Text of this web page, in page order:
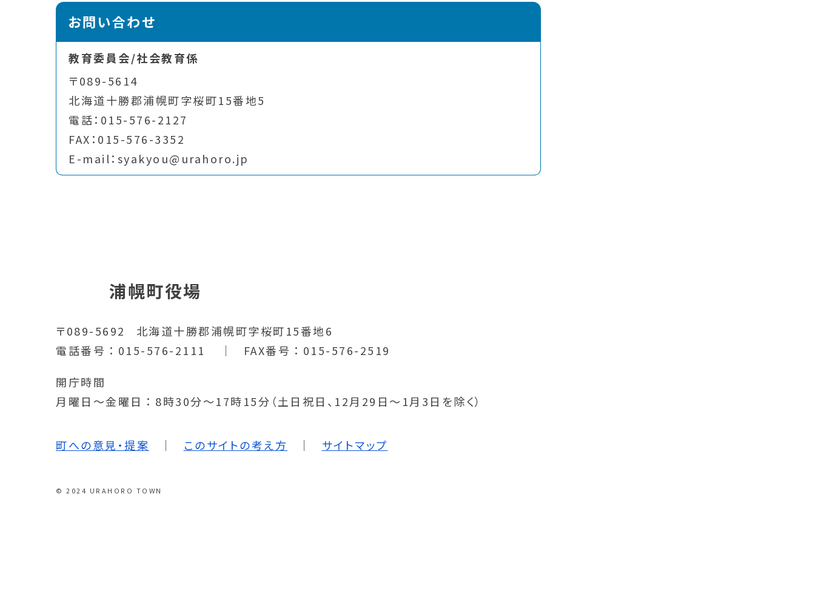
お問い合わせ
教育委員会/社会教育係
〒089-5614
北海道十勝郡浦幌町字桜町15番地5
電話：015-576-2127
FAX：015-576-3352
E-mail：syakyou@urahoro.jp
浦幌町役場
〒089-5692
北海道十勝郡浦幌町字桜町15番地6
電話番号
015-576-2111 FAX番号
015-576-2519
開庁時間
月曜日～金曜日
8時30分～17時15分（土日祝日、12月29日～1月3日を除く）
町への意見・提案 このサイトの考え方 サイトマップ
© 2024 URAHORO TOWN